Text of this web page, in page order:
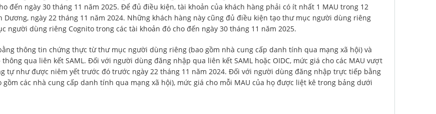
đến ngày 30 tháng 11 năm 2025. Để đủ điều kiện, tài khoản của khách hàng phải có ít nhất 1 MAU trong 12
ngày 22 tháng 11 năm 2024. Những khách hàng này cũng đủ điều kiện tạo thư mục người dùng riêng
người dùng riêng Cognito trong các tài khoản đó cho đến ngày 30 tháng 11 năm 2025.
thông tin chứng thực từ thư mục người dùng riêng (bao gồm nhà cung cấp danh tính qua mạng xã hội) và
qua liên kết SAML. Đối với người dùng đăng nhập qua liên kết SAML hoặc OIDC, mức giá cho các MAU vượt
tự như được niêm yết trước đó trước ngày 22 tháng 11 năm 2024. Đối với người dùng đăng nhập trực tiếp bằng
các nhà cung cấp danh tính qua mạng xã hội), mức giá cho mỗi MAU của họ được liệt kê trong bảng dưới